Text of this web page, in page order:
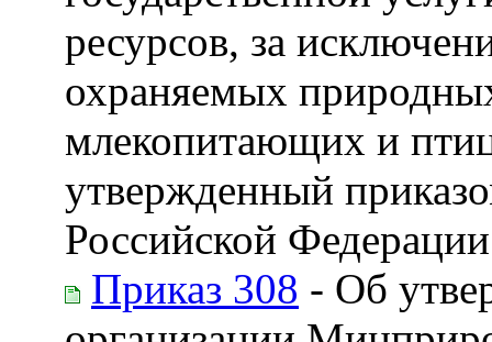
ресурсов, за
охраняемых
млекопитающих и
утвержденный
Российской
Приказ 308 - Об